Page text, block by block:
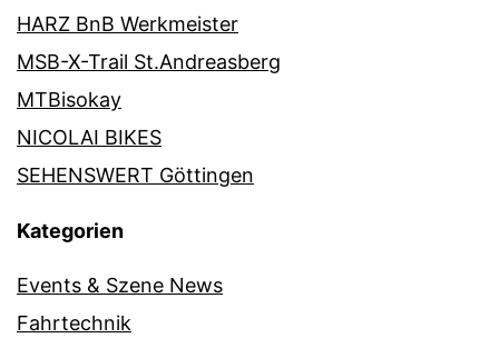
HARZ BnB Werkmeister
MSB-X-Trail St.Andreasberg
MTBisokay
NICOLAI BIKES
SEHENSWERT Göttingen
Kategorien
Events & Szene News
Fahrtechnik